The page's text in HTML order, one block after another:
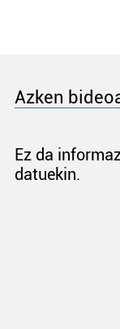
Azken
Ez da
datuekin.